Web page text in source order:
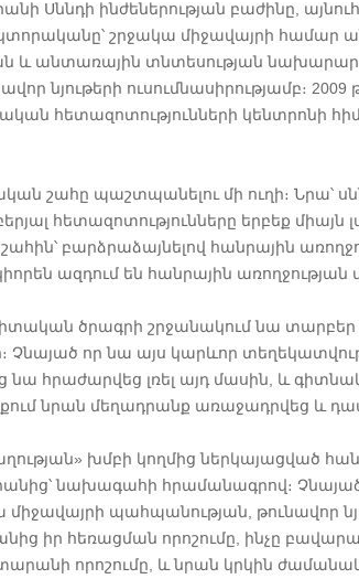
Սննդի ինժեներության բաժինը,
շրջակա միջավայրի համար
և անտառային տնտեսության
նյութերի ուսումնասիրությամբ։
հետազոտությունների կենտրոնի
շահը պաշտպանելու մի ուղի։ Նրա՝
հետազոտությունները երբեք միայն
բարձրաձայնելով հանրային
ազդում են հանրային առողջության
ծրագրի շրջանակում նա տարբեր
Չնայած որ նա այս կարևոր
նա հրաժարվեց լռել այդ մասին, և
նրան մեղադրանք առաջադրվեց
խմբի կողմից ներկայացված
նախագահի հրամանագրով։
միջավայրի պահպանության, թունավոր
իր հեռացման որոշումը, ինչը
որոշումը, և նրան կրկին